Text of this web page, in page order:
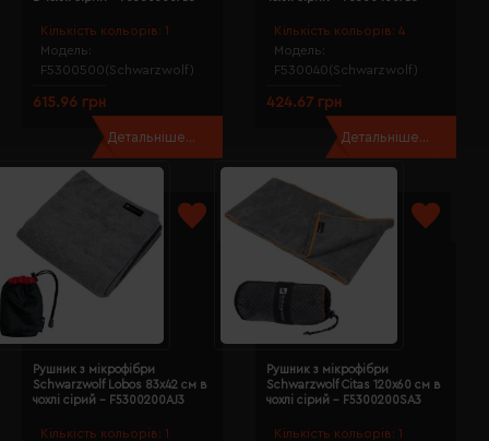
Кількість кольорів: 1
Модель:
F5300500(Schwarzwolf)
615.96 грн
Детальніше...
Кількість кольорів: 4
Модель:
F530040(Schwarzwolf)
424.67 грн
Детальніше...
Кількість кольорів: 1
Рушник з мікрофібри
Schwarzwolf Lobos 83х42 см в
чохлі сірий - F5300200AJ3
Кількість кольорів: 1
Рушник з мікрофібри
Schwarzwolf Citas 120х60 см в
чохлі сірий - F5300200SA3